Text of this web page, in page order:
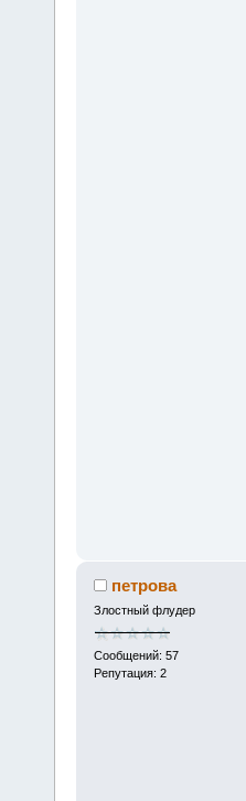
петрова
Злостный флудер
Сообщений: 57
Репутация: 2